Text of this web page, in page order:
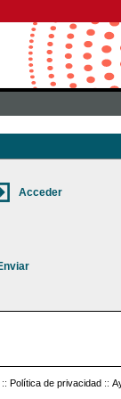
:: Política de privacidad ::